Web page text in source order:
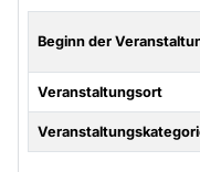
Beginn der
Veranstaltungsort